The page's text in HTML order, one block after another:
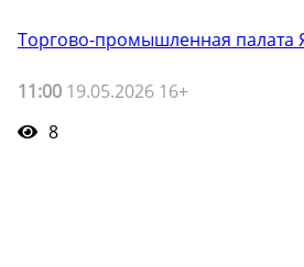
Торгово-промышленная палата
11:00 19.05.2026 16+
8